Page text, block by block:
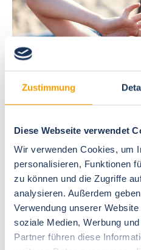
Zustimmung
Diese Webseite verwendet
Wir verwenden Cookies, um
personalisieren, Funktionen
zu können und die Zugriffe
analysieren. Außerdem
Verwendung unserer
soziale Medien, Werbung
Partner führen diese
Urlaub mit der Familie
Kunterbunter
Unsere kleinen Gäste
Schaukeln im Freien auf
sich beim gemeinsamen
durch unsere große
würfeln, knobeln und